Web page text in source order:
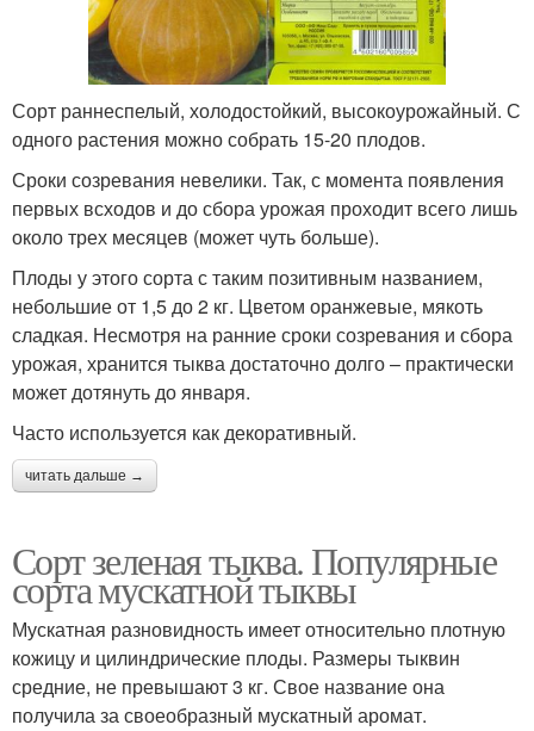
Сорт раннеспелый, холодостойкий, высокоурожайный. С
одного растения можно собрать 15-20 плодов.
Сроки созревания невелики. Так, с момента появления
первых всходов и до сбора урожая проходит всего лишь
около трех месяцев (может чуть больше).
Плоды у этого сорта с таким позитивным названием,
небольшие от 1,5 до 2 кг. Цветом оранжевые, мякоть
сладкая. Несмотря на ранние сроки созревания и сбора
урожая, хранится тыква достаточно долго – практически
может дотянуть до января.
Часто используется как декоративный.
читать дальше →
Сорт зеленая тыква. Популярные
сорта мускатной тыквы
Мускатная разновидность имеет относительно плотную
кожицу и цилиндрические плоды. Размеры тыквин
средние, не превышают 3 кг. Свое название она
получила за своеобразный мускатный аромат.